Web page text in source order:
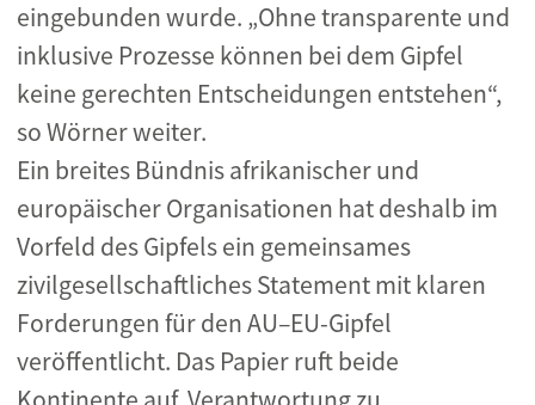
eingebunden wurde. „Ohne transparente und
inklusive Prozesse können bei dem Gipfel
keine gerechten Entscheidungen entstehen“,
so Wörner weiter.
Ein breites Bündnis afrikanischer und
europäischer Organisationen hat deshalb im
Vorfeld des Gipfels ein gemeinsames
zivilgesellschaftliches Statement mit klaren
Forderungen für den AU–EU-Gipfel
veröffentlicht. Das Papier ruft beide